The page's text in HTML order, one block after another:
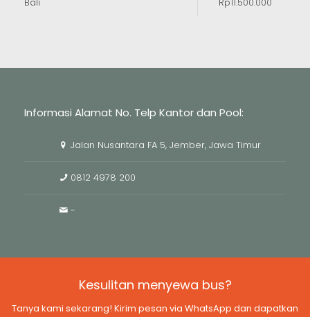
Bali Rp11.500.000
Informasi Alamat No. Telp Kantor dan Pool:
Jalan Nusantara FA 5, Jember, Jawa Timur
0812 4978 200
-
Kesulitan menyewa bus?
Tanya kami sekarang! Kirim pesan via WhatsApp dan dapatkan